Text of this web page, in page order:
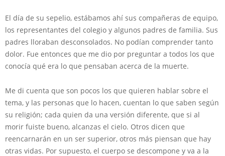
El día de su sepelio, estábamos ahí sus compañeras de equipo,
los representantes del colegio y algunos padres de familia. Sus
padres lloraban desconsolados. No podían comprender tanto
dolor. Fue entonces que me dio por preguntar a todos los que
conocía qué era lo que pensaban acerca de la muerte.
Me di cuenta que son pocos los que quieren hablar sobre el
tema, y las personas que lo hacen, cuentan lo que saben según
su religión; cada quien da una versión diferente, que si al
morir fuiste bueno, alcanzas el cielo. Otros dicen que
reencarnarán en un ser superior, otros más piensan que hay
otras vidas. Por supuesto, el cuerpo se descompone y va a la